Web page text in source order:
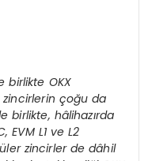
birlikte OKX
çoğu da
birlikte, hâlihazırda
L1 ve L2
zincirler de dâhil